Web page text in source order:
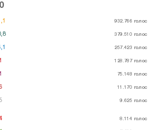
932.766 голос
379.510 голос
257.423 голос
128.787 голос
75.148 голос
11.170 голос
9.625 голос
8.114 голос